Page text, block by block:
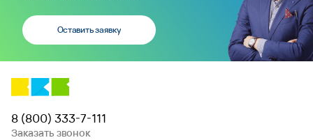
Оставить заявку
8 (800) 333-7-111
Заказать звонок